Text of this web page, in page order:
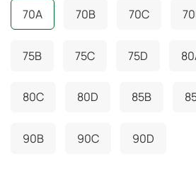
70A 70B 70C
75B 75C 75D
80C 80D 85B
90B 90C 90D